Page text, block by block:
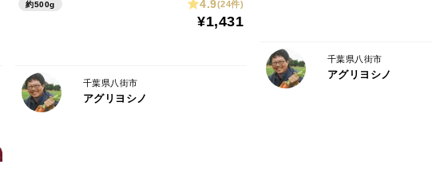
〈こだわり〉
スフリーに育てた人参は甘くキレイに仕上
約500g 4.9(24件)
¥1,431
千葉県八街市
アグリヨシノ
千葉県八街市
アグリヨシノ